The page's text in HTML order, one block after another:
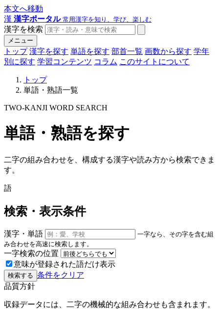
本文へ移動
漢 漢字ポータル 常用漢字を知り、学び、楽しむ
漢字を検索
メニュー
トップ 漢字を探す 単語を探す 部首一覧 画数から探す 学年
別に探す 学習コンテンツ コラム このサイトについて
トップ
単語・熟語一覧
TWO-KANJI WORD SEARCH
単語・熟語を探す
二字の組み合わせを、構成する漢字や読み方から検索できま
す。
語
検索・表示条件
漢字・単語
一字なら、その字を含む組
み合わせを高速に検索します。
一字検索の位置
意味が登録された語だけ表示
検索する 条件をクリア
品質方針
収録データには、二字の機械的な組み合わせも含まれます。